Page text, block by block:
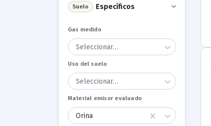
Suelo Específicos ›
Gas medido
Seleccionar…
Uso del suelo
Seleccionar…
Material emisor evaluado
Orina